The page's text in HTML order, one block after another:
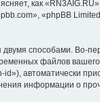
как
«phpBB
способами. Во-
файлов
автоматически
информации о